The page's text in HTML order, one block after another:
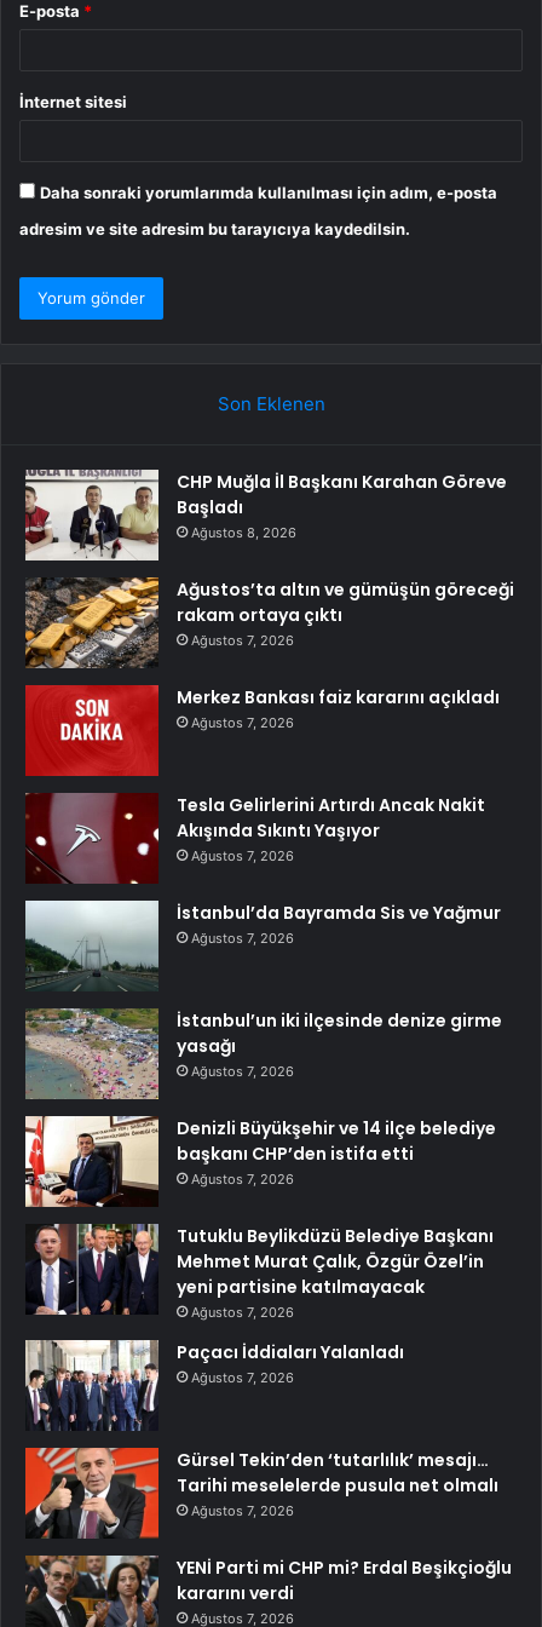
E-posta *
İnternet sitesi
Daha sonraki yorumlarımda kullanılması için adım, e-posta
adresim ve site adresim bu tarayıcıya kaydedilsin.
Son Eklenen
CHP Muğla İl Başkanı Karahan Göreve
Başladı
Ağustos 8, 2026
Ağustos’ta altın ve gümüşün göreceği
rakam ortaya çıktı
Ağustos 7, 2026
Merkez Bankası faiz kararını açıkladı
Ağustos 7, 2026
Tesla Gelirlerini Artırdı Ancak Nakit
Akışında Sıkıntı Yaşıyor
Ağustos 7, 2026
İstanbul’da Bayramda Sis ve Yağmur
Ağustos 7, 2026
İstanbul’un iki ilçesinde denize girme
yasağı
Ağustos 7, 2026
Denizli Büyükşehir ve 14 ilçe belediye
başkanı CHP’den istifa etti
Ağustos 7, 2026
Tutuklu Beylikdüzü Belediye Başkanı
Mehmet Murat Çalık, Özgür Özel’in
yeni partisine katılmayacak
Ağustos 7, 2026
Paçacı İddiaları Yalanladı
Ağustos 7, 2026
Gürsel Tekin’den ‘tutarlılık’ mesajı…
Tarihi meselelerde pusula net olmalı
Ağustos 7, 2026
YENİ Parti mi CHP mi? Erdal Beşikçioğlu
kararını verdi
Ağustos 7, 2026